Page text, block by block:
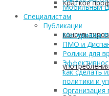
Краткое
Мобильный
Cпециалистам
Публикации
Материалы
ПМО и
Ролики для
как сделать
политики и
Организация